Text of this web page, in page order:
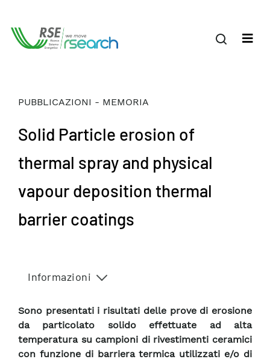
PUBBLICAZIONI - MEMORIA
Solid Particle erosion of
thermal spray and physical
vapour deposition thermal
barrier coatings
Informazioni
Sono presentati i risultati delle prove di erosione
da particolato solido effettuate ad alta
temperatura su campioni di rivestimenti ceramici
con funzione di barriera termica utilizzati e/o di